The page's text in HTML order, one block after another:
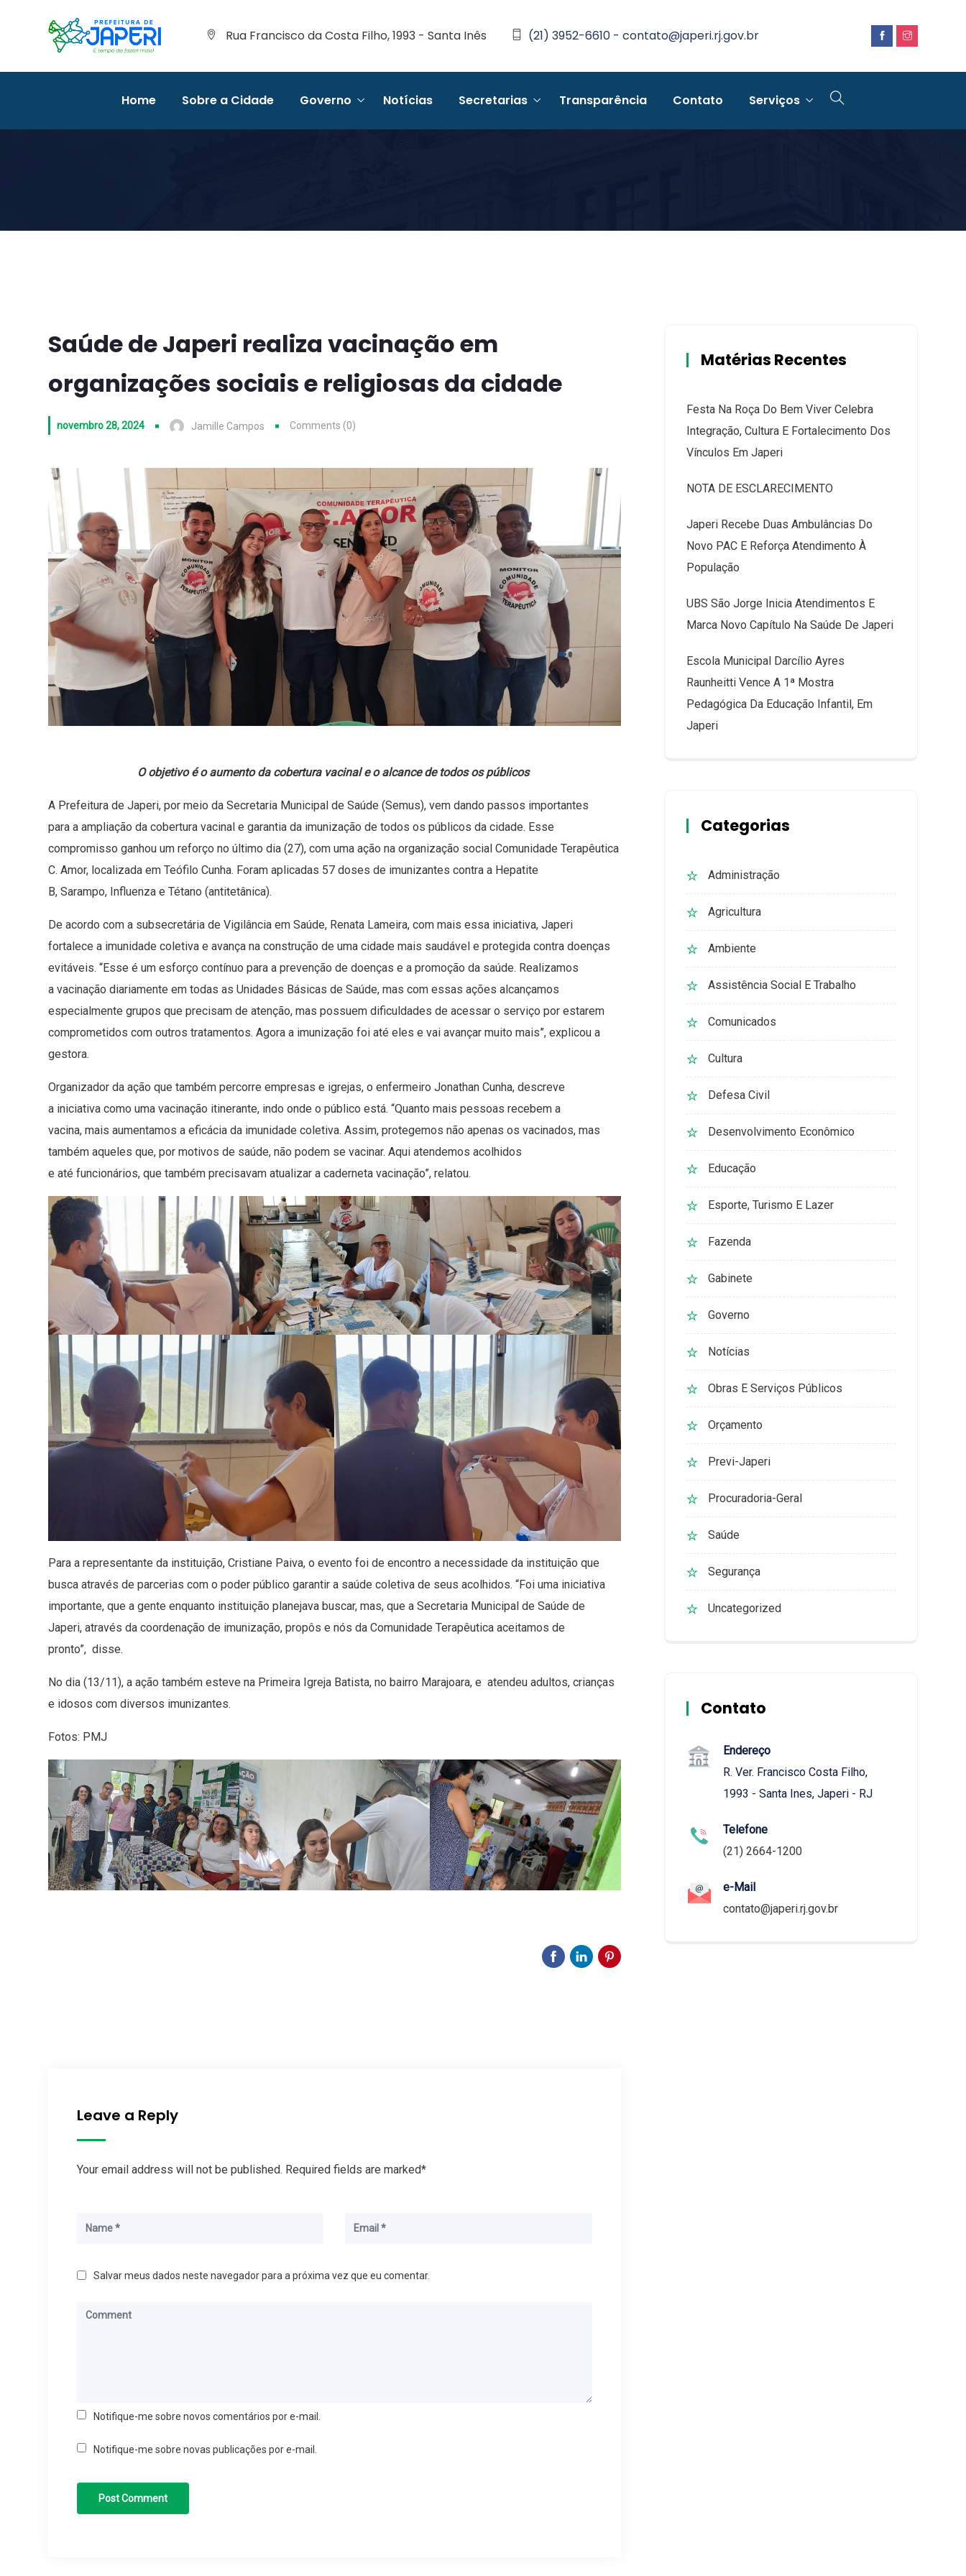
Rua Francisco da Costa Filho, 1993 - Santa Inês (21) 3952-6610 - contato@japeri.rj.gov.br
Home Sobre a Cidade Governo Notícias Secretarias Transparência Contato Serviços
Saúde de Japeri realiza vacinação em
organizações sociais e religiosas da cidade
novembro 28, 2024 Jamille Campos Comments (0)
O objetivo é o aumento da cobertura vacinal e o alcance de todos os públicos
A Prefeitura de Japeri, por meio da Secretaria Municipal de Saúde (Semus), vem dando passos importantes
para a ampliação da cobertura vacinal e garantia da imunização de todos os públicos da cidade. Esse
compromisso ganhou um reforço no último dia (27), com uma ação na organização social Comunidade Terapêutica
C. Amor, localizada em Teófilo Cunha. Foram aplicadas 57 doses de imunizantes contra a Hepatite
B, Sarampo, Influenza e Tétano (antitetânica).
De acordo com a subsecretária de Vigilância em Saúde, Renata Lameira, com mais essa iniciativa, Japeri
fortalece a imunidade coletiva e avança na construção de uma cidade mais saudável e protegida contra doenças
evitáveis. “Esse é um esforço contínuo para a prevenção de doenças e a promoção da saúde. Realizamos
a vacinação diariamente em todas as Unidades Básicas de Saúde, mas com essas ações alcançamos
especialmente grupos que precisam de atenção, mas possuem dificuldades de acessar o serviço por estarem
comprometidos com outros tratamentos. Agora a imunização foi até eles e vai avançar muito mais”, explicou a
gestora.
Organizador da ação que também percorre empresas e igrejas, o enfermeiro Jonathan Cunha, descreve
a iniciativa como uma vacinação itinerante, indo onde o público está. “Quanto mais pessoas recebem a
vacina, mais aumentamos a eficácia da imunidade coletiva. Assim, protegemos não apenas os vacinados, mas
também aqueles que, por motivos de saúde, não podem se vacinar. Aqui atendemos acolhidos
e até funcionários, que também precisavam atualizar a caderneta vacinação”, relatou.
Para a representante da instituição, Cristiane Paiva, o evento foi de encontro a necessidade da instituição que
busca através de parcerias com o poder público garantir a saúde coletiva de seus acolhidos. “Foi uma iniciativa
importante, que a gente enquanto instituição planejava buscar, mas, que a Secretaria Municipal de Saúde de
Japeri, através da coordenação de imunização, propôs e nós da Comunidade Terapêutica aceitamos de
pronto”, disse.
No dia (13/11), a ação também esteve na Primeira Igreja Batista, no bairro Marajoara, e atendeu adultos, crianças
e idosos com diversos imunizantes.
Fotos: PMJ
Leave a Reply
Your email address will not be published. Required fields are marked*
Salvar meus dados neste navegador para a próxima vez que eu comentar.
Notifique-me sobre novos comentários por e-mail.
Notifique-me sobre novas publicações por e-mail.
Matérias Recentes
Festa Na Roça Do Bem Viver Celebra
Integração, Cultura E Fortalecimento Dos
Vínculos Em Japeri
NOTA DE ESCLARECIMENTO
Japeri Recebe Duas Ambulâncias Do
Novo PAC E Reforça Atendimento À
População
UBS São Jorge Inicia Atendimentos E
Marca Novo Capítulo Na Saúde De Japeri
Escola Municipal Darcílio Ayres
Raunheitti Vence A 1ª Mostra
Pedagógica Da Educação Infantil, Em
Japeri
Categorias
Administração
Agricultura
Ambiente
Assistência Social E Trabalho
Comunicados
Cultura
Defesa Civil
Desenvolvimento Econômico
Educação
Esporte, Turismo E Lazer
Fazenda
Gabinete
Governo
Notícias
Obras E Serviços Públicos
Orçamento
Previ-Japeri
Procuradoria-Geral
Saúde
Segurança
Uncategorized
Contato
Endereço
R. Ver. Francisco Costa Filho,
1993 - Santa Ines, Japeri - RJ
Telefone
(21) 2664-1200
e-Mail
contato@japeri.rj.gov.br